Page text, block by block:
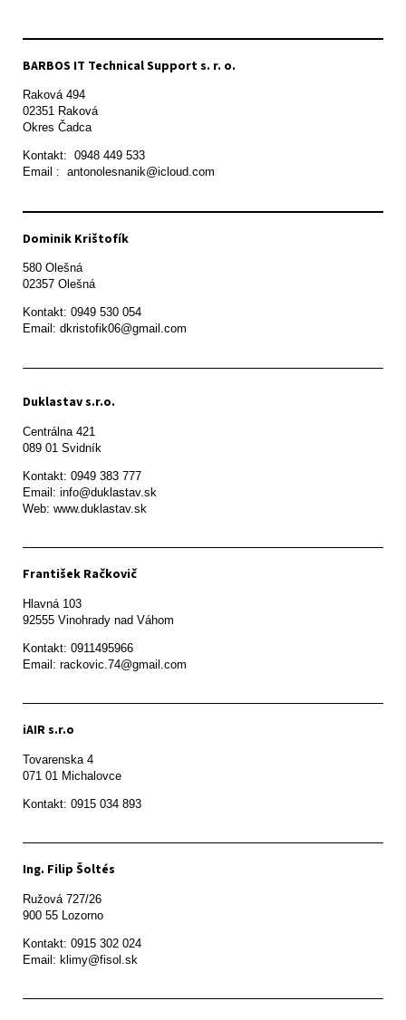
BARBOS IT Technical Support s. r. o.
Raková 494
02351 Raková
Okres Čadca
Kontakt:  0948 449 533
Email :  antonolesnanik@icloud.com
Dominik Krištofík
580 Olešná
Kontakt: 0949 530 054
Email: dkristofik06@gmail.com
Duklastav s.r.o.
Centrálna 421
089 01 Svidník
Kontakt: 0949 383 777
Email: info@duklastav.sk
Web: www.duklastav.sk
František Račkovič
Hlavná 103
92555 Vinohrady nad Váhom
Kontakt: 0911495966
Email: rackovic.74@gmail.com
iAIR s.r.o
Tovarenska 4
071 01 Michalovce
Ing. Filip Šoltés
Ružová 727/26
900 55 Lozorno
Kontakt: 0915 302 024
Email: klimy@fisol.sk